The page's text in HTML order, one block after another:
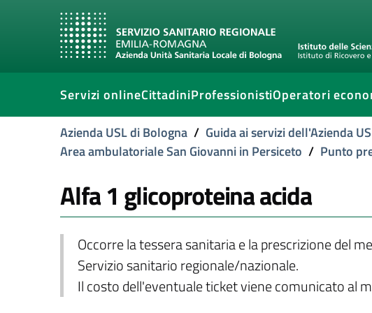
Servizi onlineCittadiniProfessionistiOperatori
Azienda USL di Bologna / Guida ai servizi dell'Azienda
Area ambulatoriale San Giovanni in Persiceto / Punto
Alfa 1 glicoproteina acida
Occorre la tessera sanitaria e la prescrizione del
Servizio sanitario regionale/nazionale.
Il costo dell'eventuale ticket viene comunicato al